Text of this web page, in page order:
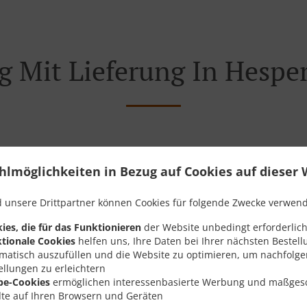
in Bezug auf Cookies auf dieser
unsere Drittpartner können Cookies für folgende Zwecke
die für das Funktionieren der Website unbedingt
Cookies helfen uns, Ihre Daten bei Ihrer nächsten
auszufüllen und die Website zu optimieren, um
zu erleichtern
Cookies ermöglichen interessenbasierte Werbung und
auf Ihren Browsern und Geräten
Mit Lieferung In
Nähe von Hesper Houwald und freuen uns auf Ihre
Online-Menü anzusehen und bestellen Sie wenn
Ihre Bestellung mit einer individuellen Zeitabschätzung
Angebote